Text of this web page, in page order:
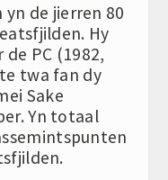
de jierren 80
Hy
PC (1982,
twa fan dy
Sake
Yn totaal